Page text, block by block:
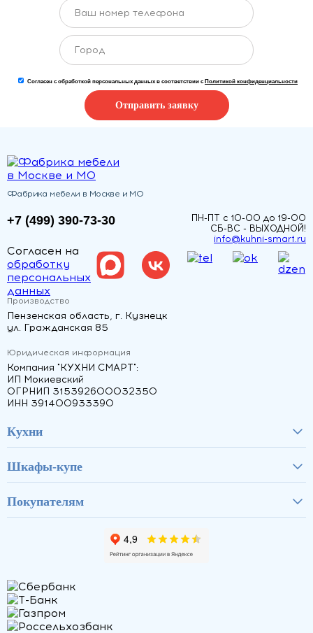
Согласен с обработкой персональных данных в соответствии с Политикой конфиденциальности
Отправить заявку
Фабрика мебели в Москве и МО
+7 (499) 390-73-30
ПН-ПТ с 10-00 до 19-00
СБ-ВС - ВЫХОДНОЙ!
info@kuhni-smart.ru
Согласен на
обработку
персональных
данных
Производство
Пензенская область, г. Кузнецк
ул. Гражданская 85
Юридическая информация
Компания "КУХНИ СМАРТ":
ИП Мокиевский
ОГРНИП 315392600032350
ИНН 391400933390
Кухни
Шкафы-купе
Покупателям